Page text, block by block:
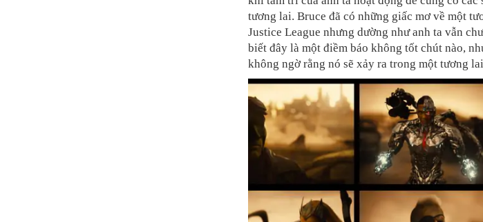
tương lai. Bruce đã có những giấc mơ về một
Justice League nhưng dường như anh ta vẫn
biết đây là một điềm báo không tốt chút nào,
không ngờ rằng nó sẽ xảy ra trong một tương